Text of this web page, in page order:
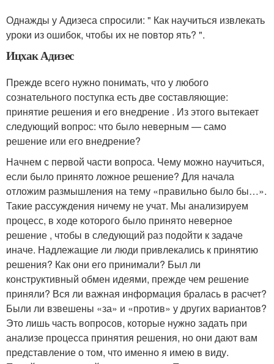
Однажды у Адизеса спросили: " Как научиться извлекать
уроки из ошибок, чтобы их не повтор ять? ".
Ицхак Адизес
Прежде всего нужно понимать, что у любого
сознательного поступка есть две составляющие:
принятие решения и его внедрение . Из этого вытекает
следующий вопрос: что было неверным — само
решение или его внедрение?
Начнем с первой части вопроса. Чему можно научиться,
если было принято ложное решение? Для начала
отложим размышления на тему «правильно было бы…».
Такие рассуждения ничему не учат. Мы анализируем
процесс, в ходе которого было принято неверное
решение , чтобы в следующий раз подойти к задаче
иначе. Надлежащие ли люди привлекались к принятию
решения? Как они его принимали? Был ли
конструктивный обмен идеями, прежде чем решение
приняли? Вся ли важная информация бралась в расчет?
Были ли взвешены «за» и «против» у других вариантов?
Это лишь часть вопросов, которые нужно задать при
анализе процесса принятия решения, но они дают вам
представление о том, что именно я имею в виду.